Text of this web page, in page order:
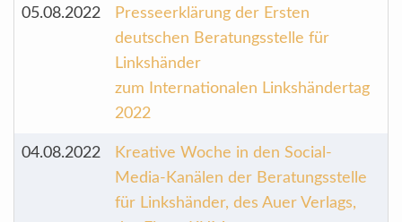
05.08.2022
Presseerklärung der Ersten
deutschen Beratungsstelle für
Linkshänder
zum Internationalen Linkshändertag
2022
04.08.2022
Kreative Woche in den Social-
Media-Kanälen der Beratungsstelle
für Linkshänder, des Auer Verlags,